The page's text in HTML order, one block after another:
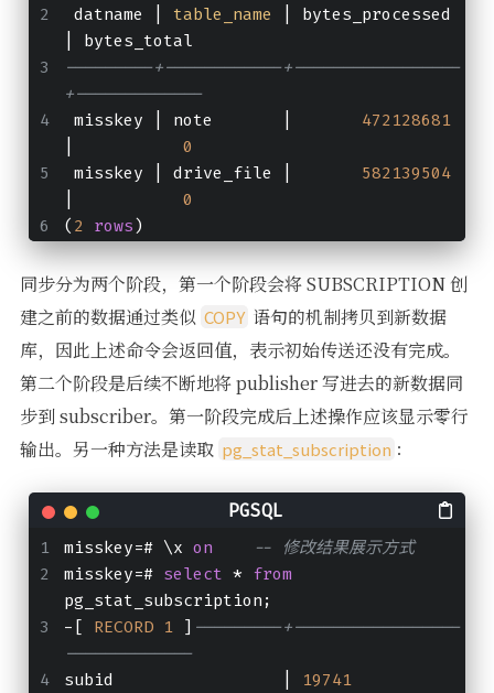
datname | table_name | bytes_processed
| bytes_total
---------+------------+-----------------
+-------------
misskey | note       | 472128681
0
misskey | drive_file | 582139504
0
( 2 rows)
同步分为两个阶段，第一个阶段会将 SUBSCRIPTION 创
建之前的数据通过类似 COPY 语句的机制拷贝到新数据
库，因此上述命令会返回值，表示初始传送还没有完成。
第二个阶段是后续不断地将 publisher 写进去的新数据同
步到 subscriber。第一阶段完成后上述操作应该显示零行
输出。另一种方法是读取 pg_stat_subscription ：
misskey=# \x on
-- 修改结果展示方式
misskey=# select * from
pg_stat_subscription;
-[ RECORD 1 ] ---------+-----------------
-------------
subid                 |
19741